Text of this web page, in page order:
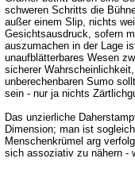
schweren Schritts die
außer einem Slip, nichts
Gesichtsausdruck, sofern
auszumachen in der Lage
unaufblätterbares Wesen
sicherer
unberechenbaren Sumo
sein - nur ja nichts
Das unzierliche
Dimension; man ist
Menschenkrümel arg
sich assoziativ zu nähern -